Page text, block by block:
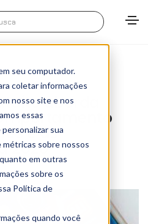
seu computador.
coletar informações
nosso site e nos
essas
sua
métricas sobre nossos
em outras
sobre os
Política de
quando você
aborda
e as
2020